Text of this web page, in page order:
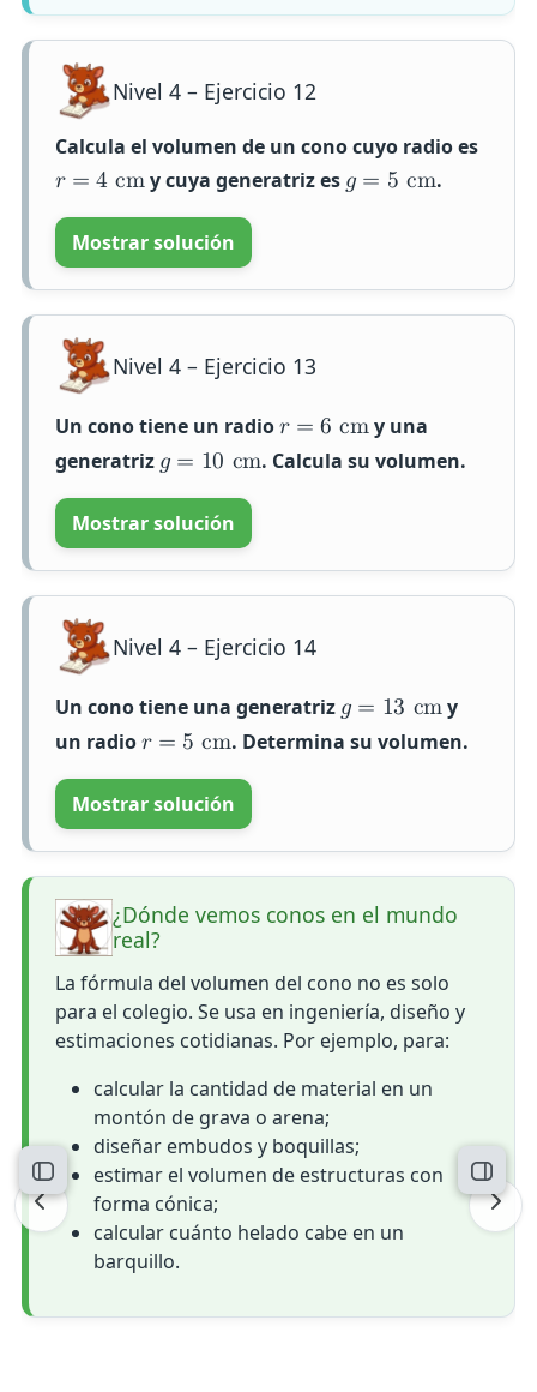
Abrir índice del curso Abrir
Nivel 4 – Ejercicio 12
Calcula el volumen de un cono cuyo radio es
𝑟 = 4 cmy cuya generatriz es𝑔= 5 cm.
Mostrar solución
Nivel 4 – Ejercicio 13
Un cono tiene un radio𝑟 = 6 cmy una
generatriz𝑔 = 10 cm. Calcula su volumen.
Mostrar solución
Nivel 4 – Ejercicio 14
Un cono tiene una generatriz𝑔 = 13 cmy
un radio𝑟 = 5 cm. Determina su volumen.
Mostrar solución
¿Dónde vemos conos en el mundo
real?
La fórmula del volumen del cono no es solo
para el colegio. Se usa en ingeniería, diseño y
estimaciones cotidianas. Por ejemplo, para:
calcular la cantidad de material en un
montón de grava o arena;
diseñar embudos y boquillas;
estimar el volumen de estructuras con
forma cónica;
calcular cuánto helado cabe en un
barquillo.